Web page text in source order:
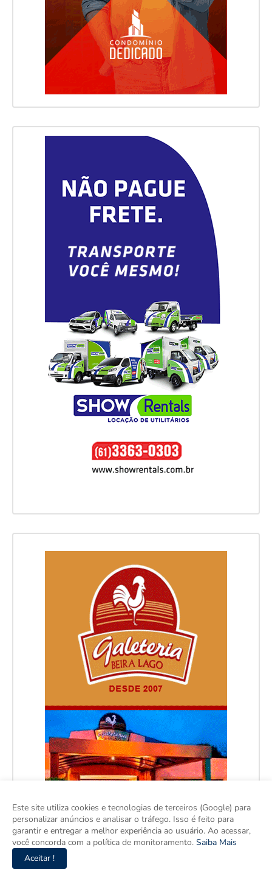
Este site utiliza cookies e tecnologias de terceiros (Google) para
personalizar anúncios e analisar o tráfego. Isso é feito para
garantir e entregar a melhor experiência ao usuário. Ao acessar,
você concorda com a política de monitoramento. Saiba Mais
Aceitar !